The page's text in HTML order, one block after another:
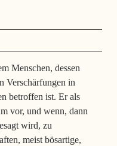
Menschen, dessen
Verschärfungen in
betroffen ist. Er als
vor, und wenn, dann
wird, zu
meist bösartige,